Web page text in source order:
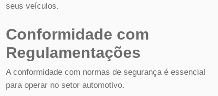
seus veículos.
Conformidade com
Regulamentações
A conformidade com normas de segurança é essencial
para operar no setor automotivo.